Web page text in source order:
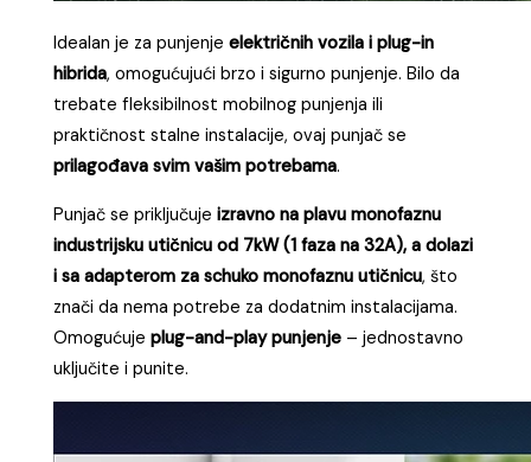
Idealan je za punjenjeelektričnih vozila i plug-in
hibrida, omogućujući brzo i sigurno punjenje. Bilo da
trebate fleksibilnost mobilnog punjenja ili
praktičnost stalne instalacije, ovaj punjač se
prilagođava svim vašim potrebama.
Punjač se priključujeizravno na plavu monofaznu
industrijsku utičnicu od 7kW (1 faza na 32A), a dolazi
i sa adapterom za schuko monofaznu utičnicu, što
znači da nema potrebe za dodatnim instalacijama.
Omogućujeplug-and-play punjenje – jednostavno
uključite i punite.